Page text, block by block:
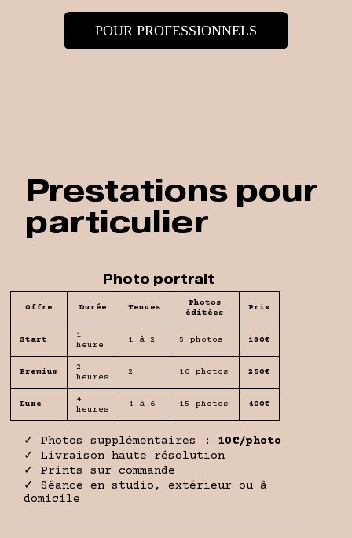
POUR PROFESSIONNELS
Prestations pour
particulier
Photo portrait
Offre Durée Tenues
Photos
éditées
Prix
Start
1
heure
1 à 2 5 photos 180€
Premium
2
heures
2 10 photos 250€
Luxe
4
heures
4 à 6 15 photos 400€
✓ Photos supplémentaires : 10€/photo
✓ Livraison haute résolution
✓ Prints sur commande
✓ Séance en studio, extérieur ou à
domicile